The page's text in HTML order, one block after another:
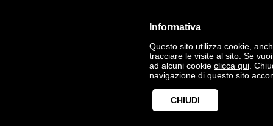
Informativa
Questo sito utilizza cookie,
tracciare le visite al sito. Se
ad alcuni cookie clicca qui .
navigazione di questo sito
CHIUDI